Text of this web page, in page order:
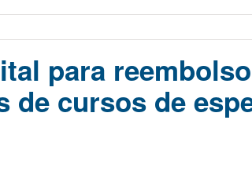
para
de cursos de